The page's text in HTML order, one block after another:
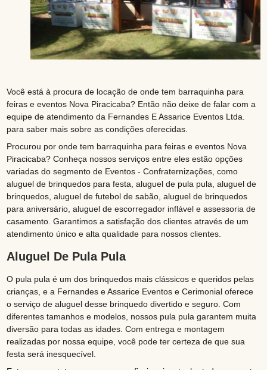
Você está à procura de locação de onde tem barraquinha para
feiras e eventos Nova Piracicaba? Então não deixe de falar com a
equipe de atendimento da Fernandes E Assarice Eventos Ltda.
para saber mais sobre as condições oferecidas.
Procurou por onde tem barraquinha para feiras e eventos Nova
Piracicaba? Conheça nossos serviços entre eles estão opções
variadas do segmento de Eventos - Confraternizações, como
aluguel de brinquedos para festa, aluguel de pula pula, aluguel de
brinquedos, aluguel de futebol de sabão, aluguel de brinquedos
para aniversário, aluguel de escorregador inflável e assessoria de
casamento. Garantimos a satisfação dos clientes através de um
atendimento único e alta qualidade para nossos clientes.
Aluguel De Pula Pula
O pula pula é um dos brinquedos mais clássicos e queridos pelas
crianças, e a Fernandes e Assarice Eventos e Cerimonial oferece
o serviço de aluguel desse brinquedo divertido e seguro. Com
diferentes tamanhos e modelos, nossos pula pula garantem muita
diversão para todas as idades. Com entrega e montagem
realizadas por nossa equipe, você pode ter certeza de que sua
festa será inesquecível.